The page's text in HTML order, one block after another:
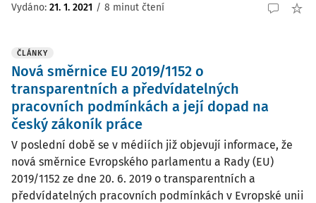
Vydáno: 21. 1. 2021 / 8 minut čtení
ČLÁNKY
Nová směrnice EU 2019/1152 o
transparentních a předvídatelných
pracovních podmínkách a její dopad na
český zákoník práce
V poslední době se v médiích již objevují informace, že
nová směrnice Evropského parlamentu a Rady (EU)
2019/1152 ze dne 20. 6. 2019 o transparentních a
předvídatelných pracovních podmínkách v Evropské unii